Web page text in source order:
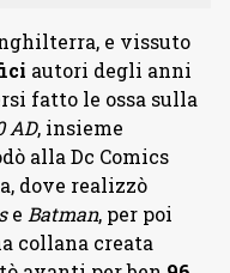
e vissuto
autori degli anni
fatto le ossa sulla
AD, insieme
alla Dc Comics
dove realizzò
e Batman, per poi
collana creata